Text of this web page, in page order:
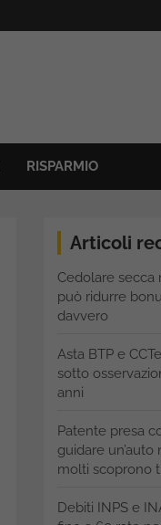
RISPARMIO
Articoli
Cedolare secca
può ridurre
davvero
Asta BTP e
sotto
anni
Patente presa
guidare
molti scoprono
Debiti INPS e